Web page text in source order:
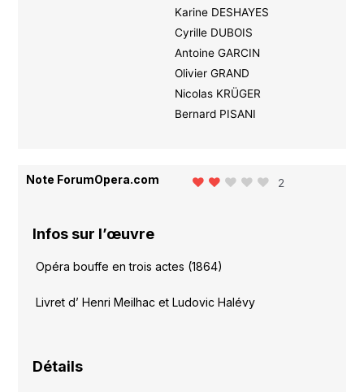
Karine DESHAYES
Cyrille DUBOIS
Antoine GARCIN
Olivier GRAND
Nicolas KRÜGER
Bernard PISANI
Note ForumOpera.com 2
Infos sur l’œuvre
Opéra bouffe en trois actes (1864)
Livret d’ Henri Meilhac et Ludovic Halévy
Détails